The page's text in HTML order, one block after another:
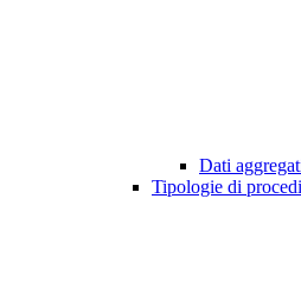
Dati
Tipologie di